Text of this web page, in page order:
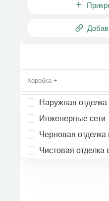
Коробка +
Наружная отделка
Инженерные сети
Черновая отделка
Чистовая отделка